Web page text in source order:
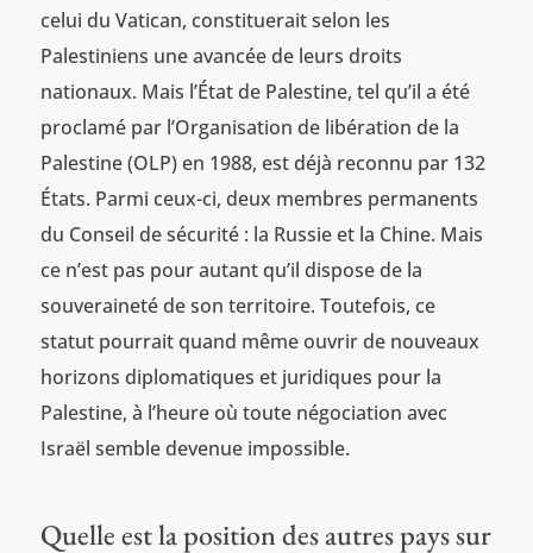
celui du Vatican, constituerait selon les
Palestiniens une avancée de leurs droits
nationaux. Mais l’État de Palestine, tel qu’il a été
proclamé par l’Organisation de libération de la
Palestine (OLP) en 1988, est déjà reconnu par 132
États. Parmi ceux-ci, deux membres permanents
du Conseil de sécurité : la Russie et la Chine. Mais
ce n’est pas pour autant qu’il dispose de la
souveraineté de son territoire. Toutefois, ce
statut pourrait quand même ouvrir de nouveaux
horizons diplomatiques et juridiques pour la
Palestine, à l’heure où toute négociation avec
Israël semble devenue impossible.
Quelle est la position des autres pays sur